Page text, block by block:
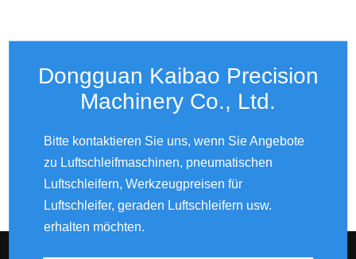
Dongguan Kaibao Precision
Machinery Co., Ltd.​​​​​​​
Bitte kontaktieren Sie uns, wenn Sie Angebote
zu Luftschleifmaschinen, pneumatischen
Luftschleifern, Werkzeugpreisen für
Luftschleifer, geraden Luftschleifern usw.
erhalten möchten.